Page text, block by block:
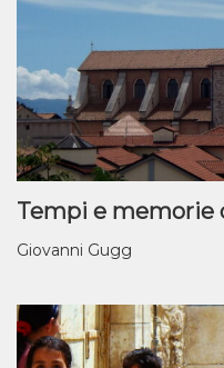
Tempi e memorie
Giovanni Gugg